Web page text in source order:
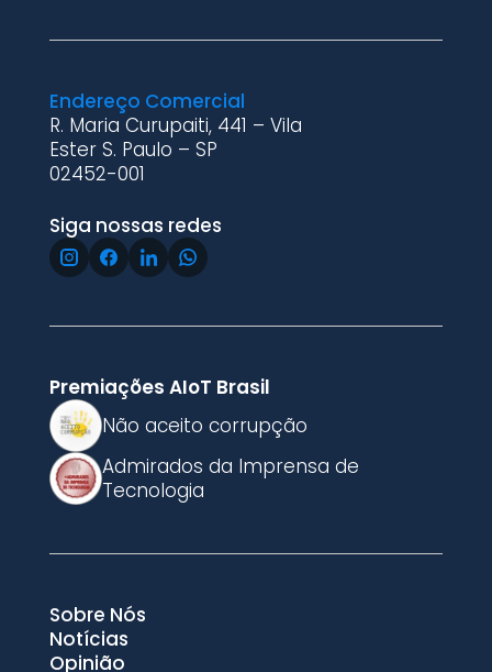
Endereço Comercial
R. Maria Curupaiti, 441 – Vila
Ester S. Paulo – SP
02452-001
Siga nossas redes
Premiações AIoT Brasil
Não aceito corrupção
Admirados da Imprensa de
Tecnologia
Sobre Nós
Notícias
Opinião